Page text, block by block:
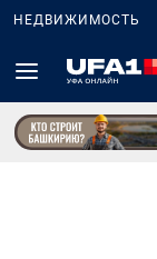
НЕДВИЖИМОСТЬ